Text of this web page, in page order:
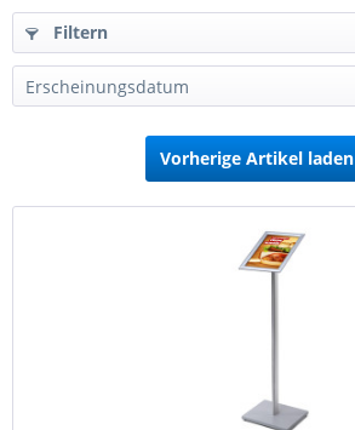
Filtern
Vorherige Artikel laden